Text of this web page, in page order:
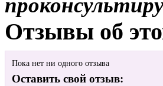
Отзывы об
Пока нет ни одного отзыва
Оставить свой отзыв: